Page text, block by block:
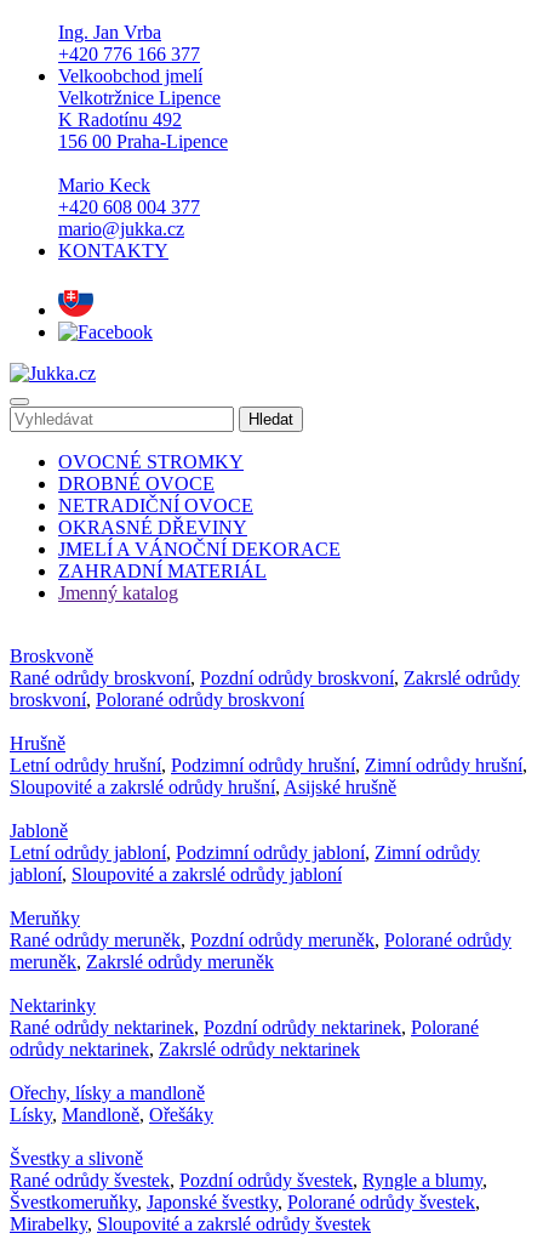
Ing. Jan Vrba
+420 776 166 377
Velkoobchod jmelí
Velkotržnice Lipence
K Radotínu 492
156 00 Praha-Lipence
Mario Keck
+420 608 004 377
mario@jukka.cz
KONTAKTY
OVOCNÉ STROMKY
DROBNÉ OVOCE
NETRADIČNÍ OVOCE
OKRASNÉ DŘEVINY
JMELÍ A VÁNOČNÍ DEKORACE
ZAHRADNÍ MATERIÁL
Jmenný katalog
Broskvoně
Rané odrůdy broskvoní, Pozdní odrůdy broskvoní, Zakrslé odrůdy
broskvoní, Polorané odrůdy broskvoní
Hrušně
Letní odrůdy hrušní, Podzimní odrůdy hrušní, Zimní odrůdy hrušní,
Sloupovité a zakrslé odrůdy hrušní, Asijské hrušně
Jabloně
Letní odrůdy jabloní, Podzimní odrůdy jabloní, Zimní odrůdy
jabloní, Sloupovité a zakrslé odrůdy jabloní
Meruňky
Rané odrůdy meruněk, Pozdní odrůdy meruněk, Polorané odrůdy
meruněk, Zakrslé odrůdy meruněk
Nektarinky
Rané odrůdy nektarinek, Pozdní odrůdy nektarinek, Polorané
odrůdy nektarinek, Zakrslé odrůdy nektarinek
Ořechy, lísky a mandloně
Lísky, Mandloně, Ořešáky
Švestky a slivoně
Rané odrůdy švestek, Pozdní odrůdy švestek, Ryngle a blumy,
Švestkomeruňky, Japonské švestky, Polorané odrůdy švestek,
Mirabelky, Sloupovité a zakrslé odrůdy švestek